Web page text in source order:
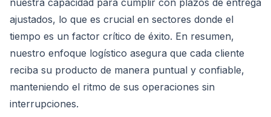
nuestra capacidad para cumplir con plazos de entrega
ajustados, lo que es crucial en sectores donde el
tiempo es un factor crítico de éxito. En resumen,
nuestro enfoque logístico asegura que cada cliente
reciba su producto de manera puntual y confiable,
manteniendo el ritmo de sus operaciones sin
interrupciones.